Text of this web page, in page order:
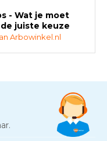
- Wat je moet
juiste keuze
Arbowinkel.nl
- Welke past
Arbowinkel.nl